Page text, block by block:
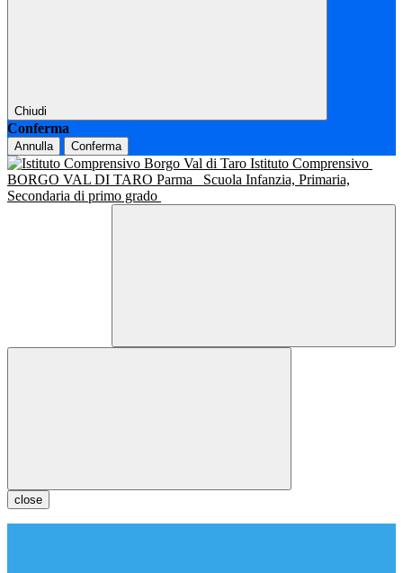
Chiudi
Conferma
Annulla Conferma
Istituto Comprensivo
BORGO VAL DI TARO Parma
Scuola Infanzia, Primaria,
Secondaria di primo grado
close